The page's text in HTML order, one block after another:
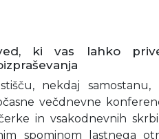
ki vas lahko
nekdaj samostanu,
večdnevne
in vsakodnevnih
spominom lastnega